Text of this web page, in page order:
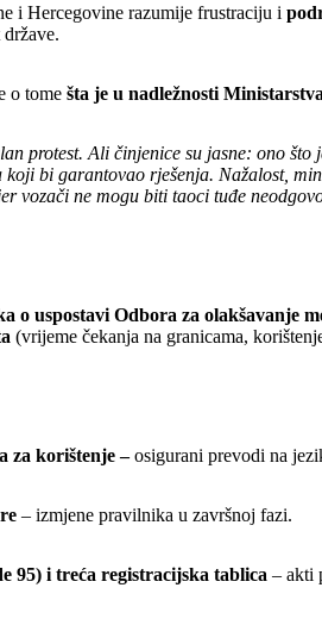
i Hercegovine razumije frustraciju i
o tome šta je u nadležnosti
protest. Ali činjenice su jasne: ono
bi garantovao rješenja. Nažalost,
vozači ne mogu biti taoci tuđe
o uspostavi Odbora za olakšavanje
(vrijeme čekanja na granicama,
za korištenje –osigurani prevodi na
– izmjene pravilnika u završnoj fazi.
95) i treća registracijska tablica – akti